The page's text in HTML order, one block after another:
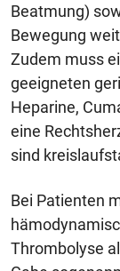
Beatmung)
Bewegung
Zudem muss
geeigneten
Heparine,
eine
sind
Bei Patienten
Thrombolyse